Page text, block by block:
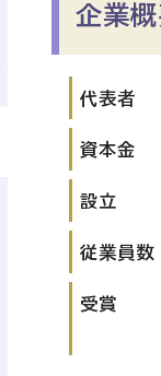
企業
代表者
資本金
設立
従業員数
受賞